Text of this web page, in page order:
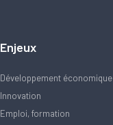
Enjeux
Développement économique
Innovation
Emploi, formation